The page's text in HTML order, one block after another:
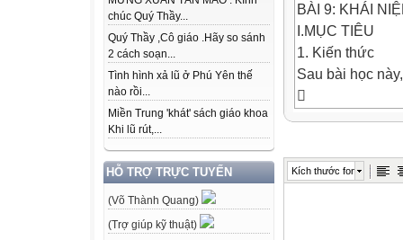
chúc Quý Thầy...
Quý Thầy ,Cô giáo .Hãy so sánh
2 cách soạn...
Tình hình xả lũ ở Phú Yên thế
nào rồi...
Miền Trung 'khát' sách giáo khoa
Khi lũ rút,...
HỖ TRỢ TRỰC TUYẾN
(Võ Thành Quang)
(Trợ giúp kỹ thuật)
BÀI 9: KHÁI
I.MỤC TIÊU
1. Kiến thức
Sau bài học

đơn giản.
Kích thước font